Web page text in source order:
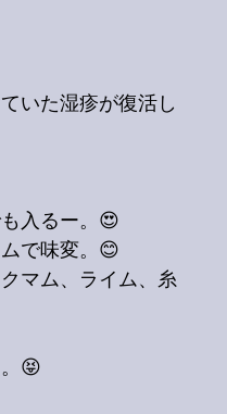
いた湿疹が復活し
入るー。😍
で味変。😊
マム、ライム、糸
😝